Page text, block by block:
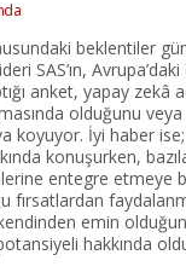
beklentiler
SAS’ın,
anket, yapay zekâ
olduğunu
koyuyor. İyi haber
konuşurken,
entegre etmeye
fırsatlardan
emin
hakkında